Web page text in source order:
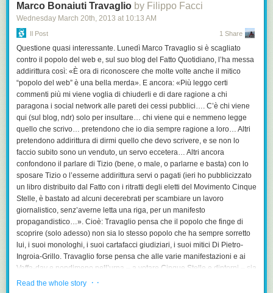
maggiore regolamentazione e "chiare norme sulla riparabilita' e la
sostituzione dei pezzi di ricambio". Secondo i due autori dello studio, se i
consumatori tedeschi non fossero costretti a ricomprare nuovi prodotti a
causa di un deterioramento precoce, si ritroverebbero
complessivamente in tasca 100 miliardi di euro l'anno. (AGI) .
Vai sul sito di AGI.it
Marco Bonaiuti Travaglio by Filippo Facci
Wednesday March 20th, 2013 at 10:13 AM
Il Post 1 Share
Questione quasi interessante. Lunedì Marco Travaglio si è scagliato
contro il popolo del web e, sul suo blog del
Fatto Quotidiano, l’ha messa
addirittura così: «È ora di riconoscere che molte volte anche il mitico
“popolo del web” è una bella merda». E ancora: «Più leggo certi
commenti più mi viene voglia di chiuderli e di dare ragione a chi
paragona i social network alle pareti dei cessi pubblici…. C’è chi viene
qui (sul blog, ndr) solo per insultare… chi viene qui e nemmeno legge
quello che scrivo… pretendono che io dia sempre ragione a loro… Altri
pretendono addirittura di dirmi quello che devo scrivere, e se non lo
faccio subito sono un venduto, un servo eccetera… Altri ancora
confondono il parlare di Tizio (bene, o male, o parlarne e basta) con lo
sposare Tizio o l’esserne addirittura servi o pagati (ieri ho pubblicizzato
un libro distribuito dal Fatto con i ritratti degli eletti del Movimento Cinque
Stelle, è bastato ad alcuni decerebrati per scambiare un lavoro
giornalistico, senz’averne letta una riga, per un manifesto
propagandistico…». Cioè: Travaglio pensa che il popolo che finge di
scoprire (solo adesso) non sia lo stesso popolo che ha sempre sorretto
lui, i suoi monologhi, i suoi cartafacci giudiziari, i suoi mitici Di Pietro-
Ingroia-Grillo. Travaglio forse pensa che alle varie manifestazioni e ai
Vaffa-day e nondimeno nell’urna – a votare Cinque Stelle e dintorni – sia
andato un «popolo del web» affatto diverso da quello che ora perseguita
Read the whole story · ·